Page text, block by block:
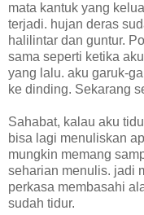
mata kantuk yang
terjadi. hujan deras
halilintar dan guntur.
sama seperti ketika
yang lalu. aku garuk-
ke dinding. Sekarang
Sahabat, kalau aku
bisa lagi menuliskan
mungkin memang
seharian menulis. jadi
perkasa membasahi
sudah tidur.